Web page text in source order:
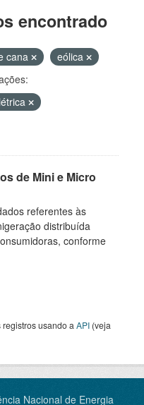
encontrado
cana
eólica
de Mini e Micro
referentes às
distribuída
conforme
usando a API (veja
Nacional de Energia